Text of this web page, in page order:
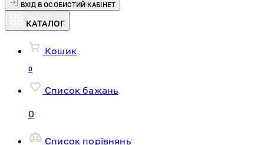
ВХІД В ОСОБИСТИЙ КАБІНЕТ
КАТАЛОГ
Кошик
0
Список бажань
0
Список порівнянь